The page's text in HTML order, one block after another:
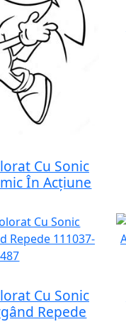
Cu Sonic
În Acțiune
Cu Sonic
Repede